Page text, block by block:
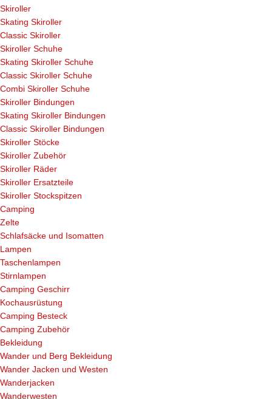
Skiroller
Skating Skiroller
Classic Skiroller
Skiroller Schuhe
Skating Skiroller Schuhe
Classic Skiroller Schuhe
Combi Skiroller Schuhe
Skiroller Bindungen
Skating Skiroller Bindungen
Classic Skiroller Bindungen
Skiroller Stöcke
Skiroller Zubehör
Skiroller Räder
Skiroller Ersatzteile
Skiroller Stockspitzen
Camping
Zelte
Schlafsäcke und Isomatten
Lampen
Taschenlampen
Stirnlampen
Camping Geschirr
Kochausrüstung
Camping Besteck
Camping Zubehör
Bekleidung
Wander und Berg Bekleidung
Wander Jacken und Westen
Wanderjacken
Wanderwesten